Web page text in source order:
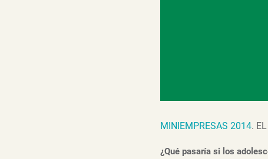
MINIEMPRESAS 2014.
¿Qué pasaría si los